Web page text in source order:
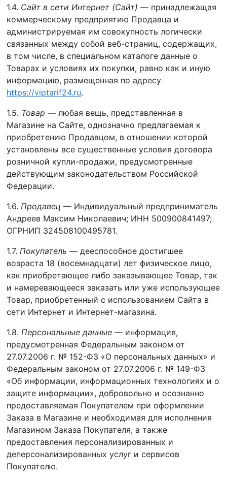
1.4. Сайт в сети Интернет (Сайт) — принадлежащая
коммерческому предприятию Продавца и
администрируемая им совокупность логически
связанных между собой веб-страниц, содержащих,
в том числе, в специальном каталоге данные о
Товарах и условиях их покупки, равно как и иную
информацию, размещенная по адресу
https://viptarif24.ru.
1.5. Товар — любая вещь, представленная в
Магазине на Сайте, однозначно предлагаемая к
приобретению Продавцом, в отношении которой
установлены все существенные условия договора
розничной купли-продажи, предусмотренные
действующим законодательством Российской
Федерации.
1.6. Продавец — Индивидуальный предприниматель
Андреев Максим Николаевич; ИНН 500900841497;
ОГРНИП 324508100495781.
1.7. Покупатель — дееспособное достигшее
возраста 18 (восемнадцати) лет физическое лицо,
как приобретающее либо заказывающее Товар, так
и намеревающееся заказать или уже использующее
Товар, приобретенный с использованием Сайта в
сети Интернет и Интернет-магазина.
1.8. Персональные данные — информация,
предусмотренная Федеральным законом от
27.07.2006 г. № 152-ФЗ «О персональных данных» и
Федеральным законом от 27.07.2006 г. № 149-ФЗ
«Об информации, информационных технологиях и о
защите информации», добровольно и осознанно
предоставляемая Покупателем при оформлении
Заказа в Магазине и необходимая для исполнения
Магазином Заказа Покупателя, а также
предоставления персонализированных и
деперсонализированных услуг и сервисов
Покупателю.